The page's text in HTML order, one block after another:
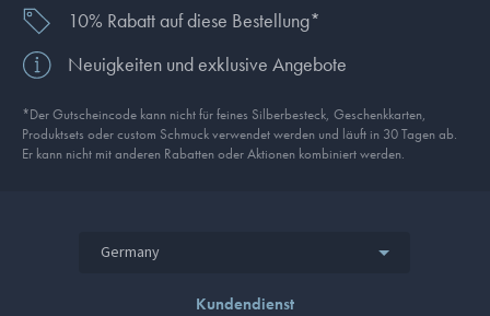
10% Rabatt auf diese Bestellung*
Neuigkeiten und exklusive Angebote
*Der Gutscheincode kann nicht für feines Silberbesteck, Geschenkkarten,
Produkt­sets oder custom Schmuck verwendet werden und läuft in 30 Tagen ab.
Er kann nicht mit anderen Rabatten oder Aktionen kombiniert werden.
Germany
Kundendienst